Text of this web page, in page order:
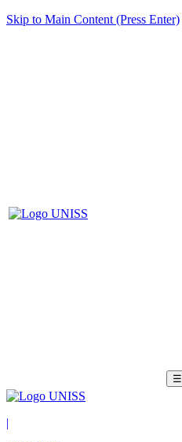
Skip to Main Content (Press Enter)
☰
|